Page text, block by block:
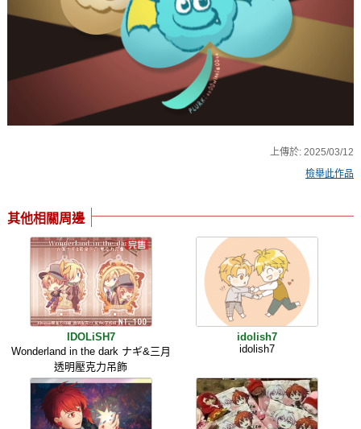
上傳於:2025/03/12
檢舉此作品
其他相關周邊
IDOLiSH7
Wonderland in the dark ナギ&三月
透明壓克力吊飾
idolish7
idolish7